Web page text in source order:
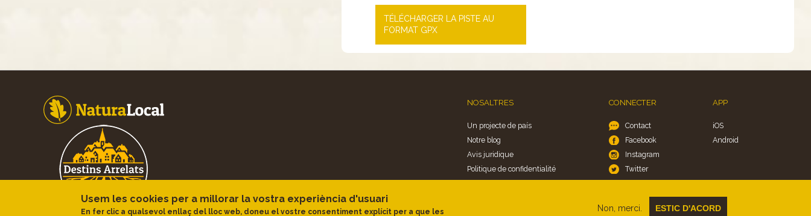
TÉLÉCHARGER LA PISTE AU
FORMAT GPX
NOSALTRES
Un projecte de país
Notre blog
Avis juridique
Politique de confidentialité
Politica de cookies
CONNECTER
Contact
Facebook
Instagram
Twitter
APP
iOS
Android
Usem les cookies per a millorar la vostra experiència d'usuari
En fer clic a qualsevol enllaç del lloc web, doneu el vostre consentiment explícit per a que les Non, merci. ESTIC D'ACORD